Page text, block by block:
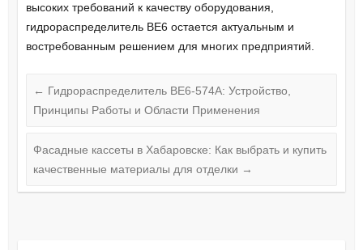
высоких требований к качеству оборудования,
гидрораспределитель ВЕ6 остается актуальным и
востребованным решением для многих предприятий.
← Гидрораспределитель ВЕ6-574А: Устройство,
Принципы Работы и Области Применения
Фасадные кассеты в Хабаровске: Как выбрать и купить
качественные материалы для отделки →